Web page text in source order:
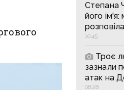
Степана
його
10:45
Троє
зазнали
атак на
08:28